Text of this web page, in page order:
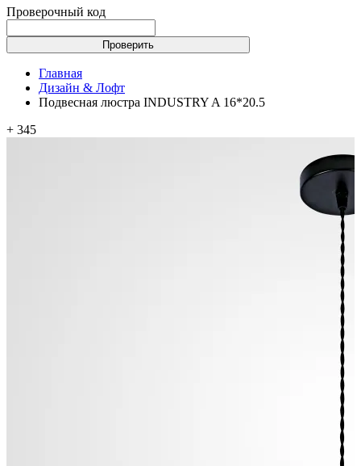
Проверочный код
Проверить
Главная
Дизайн & Лофт
Подвесная люстра INDUSTRY A 16*20.5
+ 345